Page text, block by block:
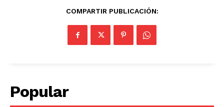
COMPARTIR PUBLICACIÓN:
Popular